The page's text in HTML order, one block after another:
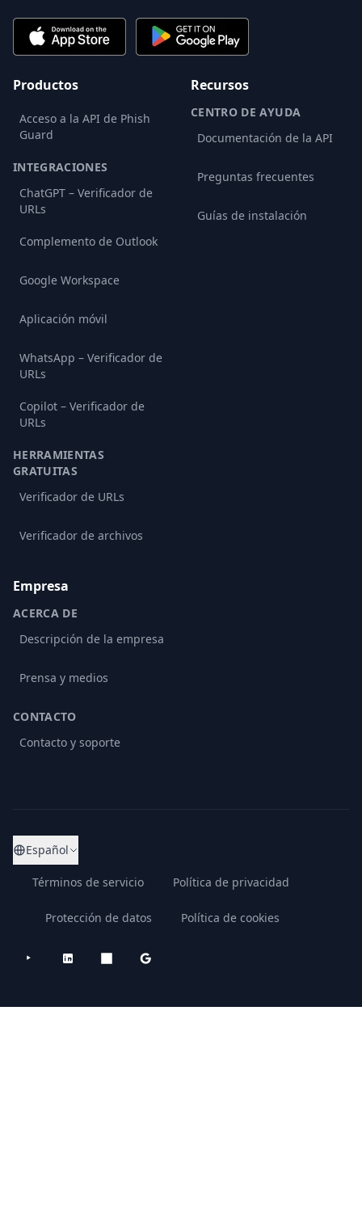
Productos
Acceso a la API de Phish
Guard
INTEGRACIONES
ChatGPT – Verificador de
URLs
Complemento de Outlook
Google Workspace
Aplicación móvil
WhatsApp – Verificador de
URLs
Copilot – Verificador de
URLs
HERRAMIENTAS
GRATUITAS
Verificador de URLs
Verificador de archivos
Recursos
CENTRO DE AYUDA
Documentación de la API
Preguntas frecuentes
Guías de instalación
Empresa
ACERCA DE
Descripción de la empresa
Prensa y medios
CONTACTO
Contacto y soporte
Español
Términos de servicio Política de privacidad
Protección de datos Política de cookies